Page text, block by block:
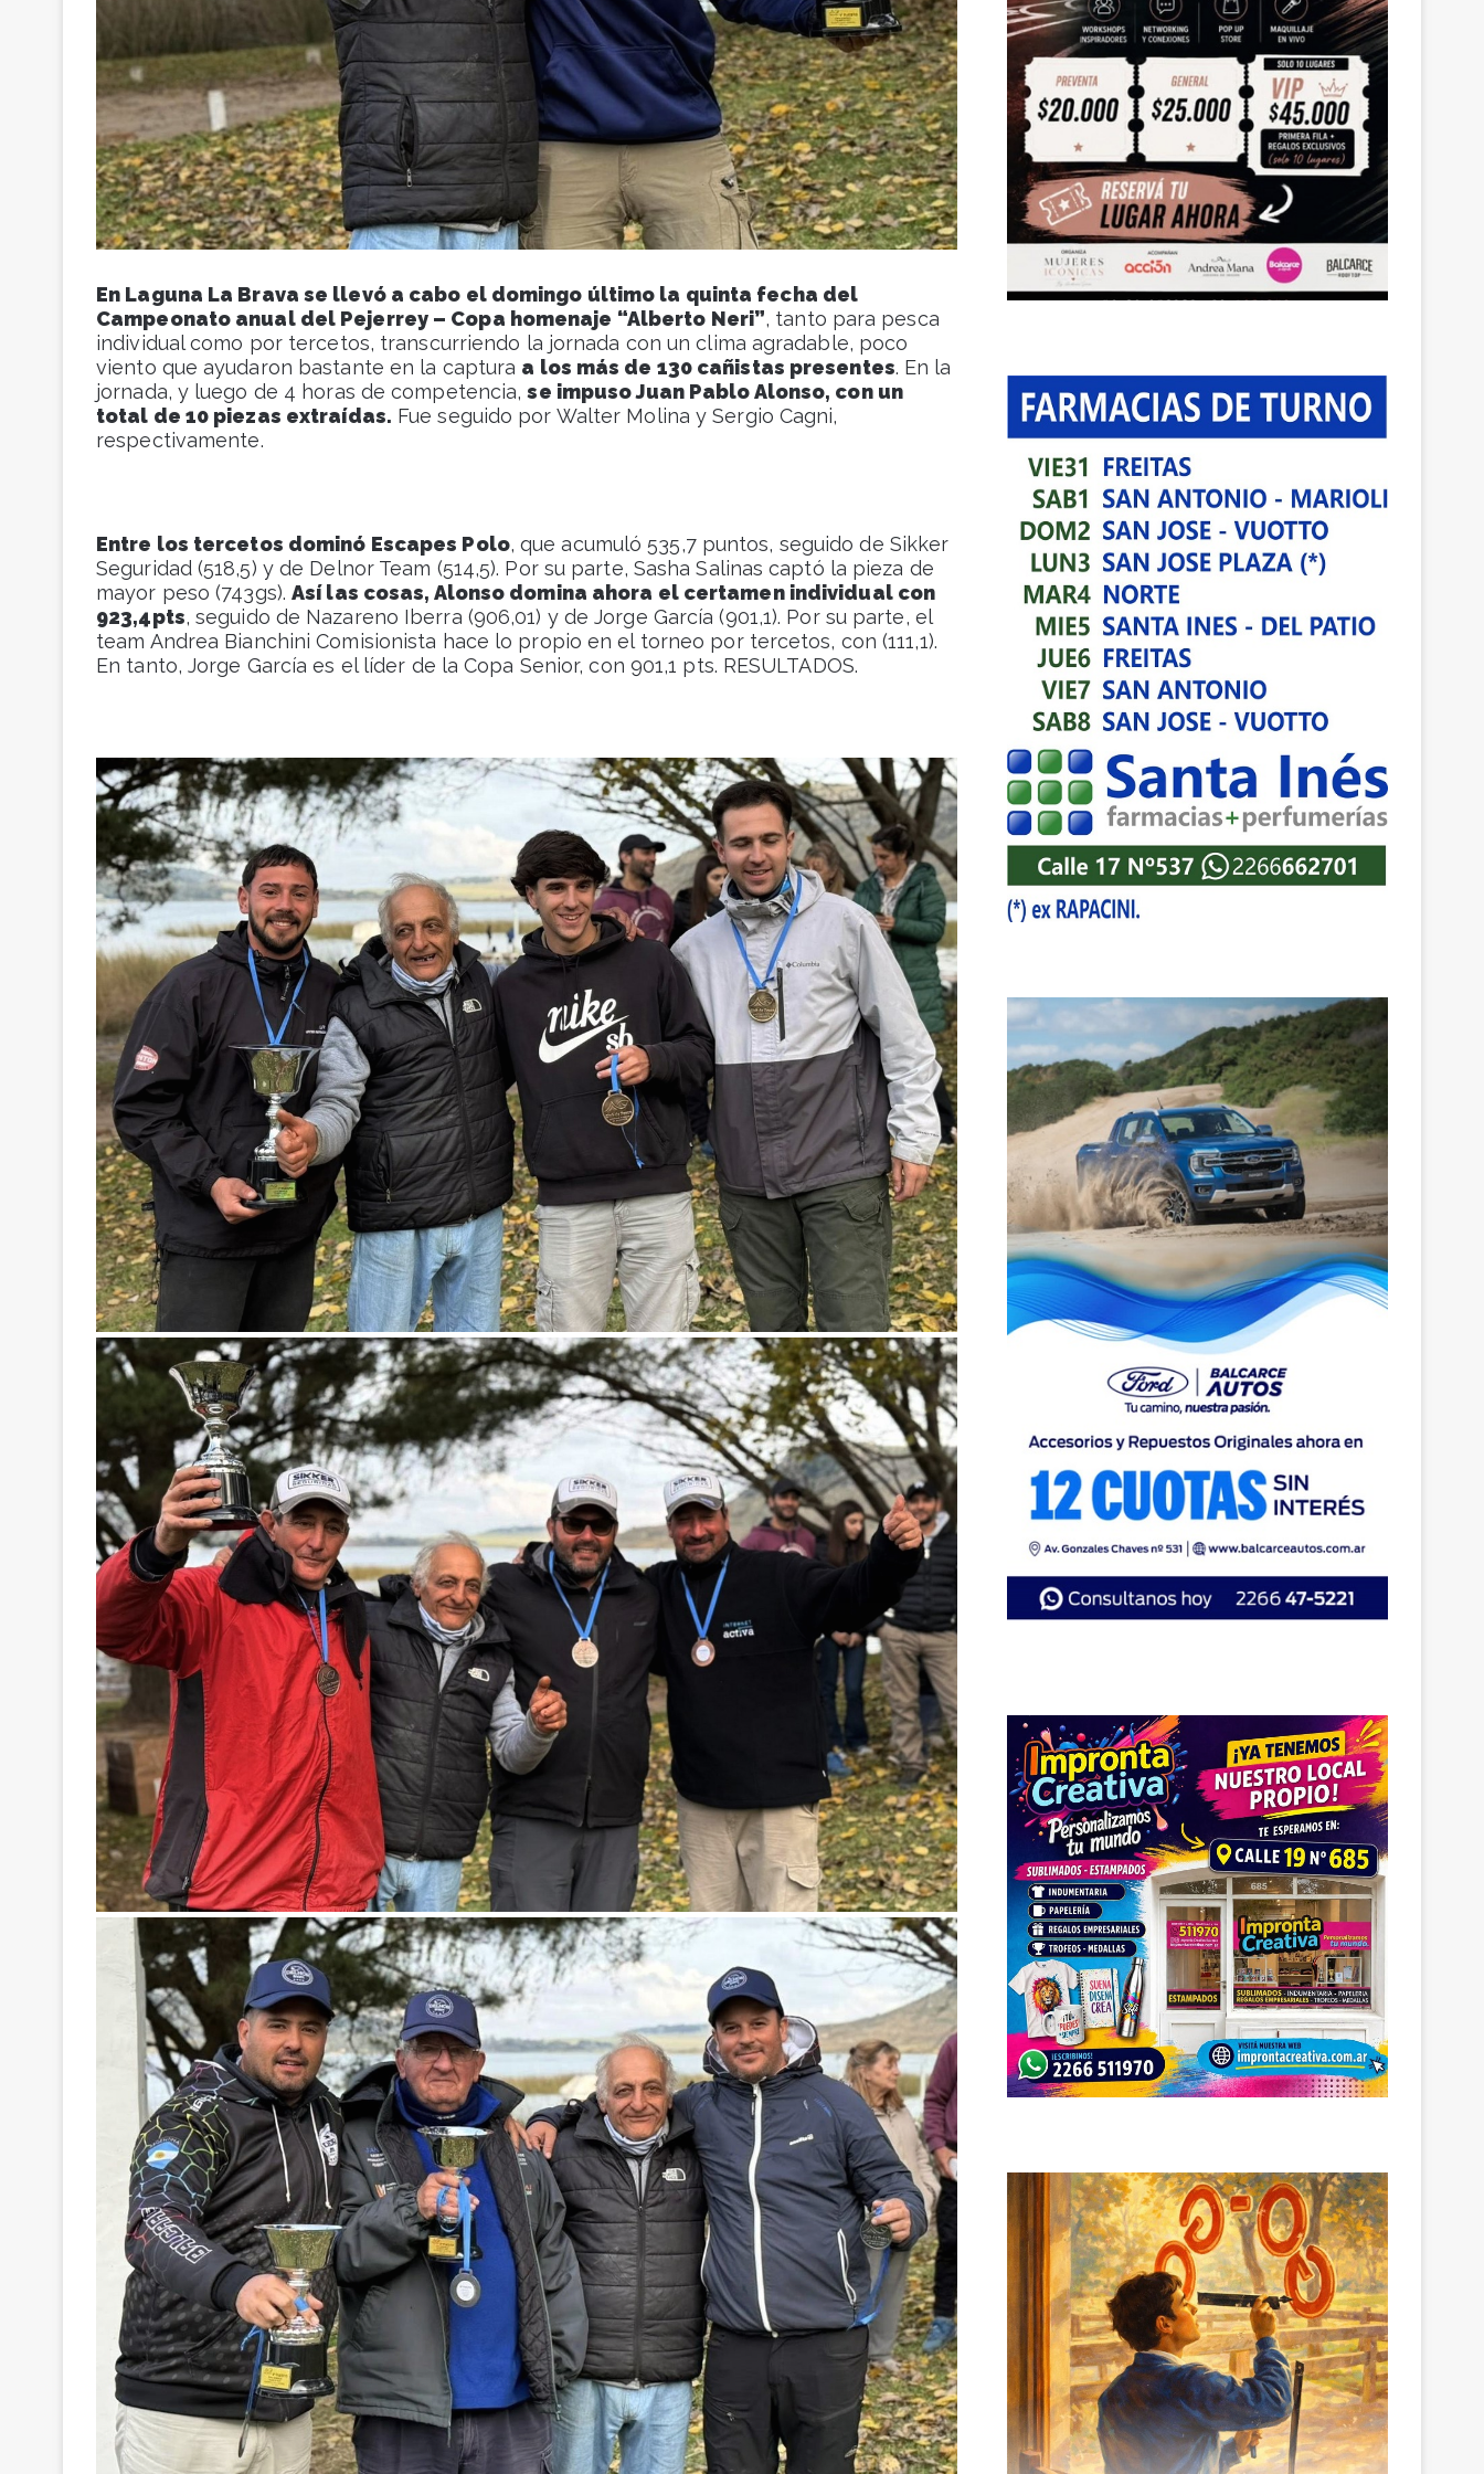
En Laguna La Brava se llevó a cabo el domingo último la quinta fecha del
Campeonato anual del Pejerrey – Copa homenaje “Alberto Neri”, tanto para pesca
individual como por tercetos, transcurriendo la jornada con un clima agradable, poco
viento que ayudaron bastante en la captura a los más de 130 cañistas presentes. En la
jornada, y luego de 4 horas de competencia,se impuso Juan Pablo Alonso, con un
total de 10 piezas extraídas. Fue seguido por Walter Molina y Sergio Cagni,
respectivamente.
Entre los tercetos dominó Escapes Polo, que acumuló 535,7 puntos, seguido de Sikker
Seguridad (518,5) y de Delnor Team (514,5). Por su parte, Sasha Salinas captó la pieza de
mayor peso (743gs).Así las cosas, Alonso domina ahora el certamen individual con
923,4pts, seguido de Nazareno Iberra (906,01) y de Jorge García (901,1). Por su parte, el
team Andrea Bianchini Comisionista hace lo propio en el torneo por tercetos, con (111,1).
En tanto, Jorge García es el líder de la Copa Senior, con 901,1 pts. RESULTADOS.